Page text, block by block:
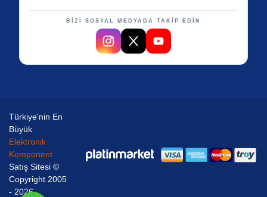
BİZİ SOSYAL MEDYADA TAKİP EDİN
Türkiye'nin En
Büyük
Elektronik
Komponent
Satış Sitesi ©
Copyright 2005
- 2026